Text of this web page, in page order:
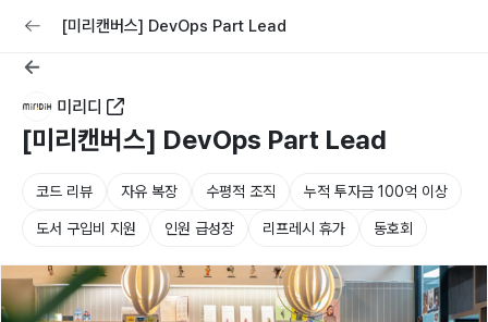
교육 커리어
[미리캔버스] DevOps Part Lead
미리디
[미리캔버스] DevOps Part Lead
코드 리뷰 자유 복장 수평적 조직 누적 투자금 100억 이상
도서 구입비 지원 인원 급성장 리프레시 휴가 동호회